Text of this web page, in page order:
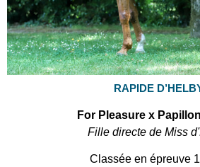
RAPIDE
For Pleasure x
Fille directe de Miss
Classée en épreuve